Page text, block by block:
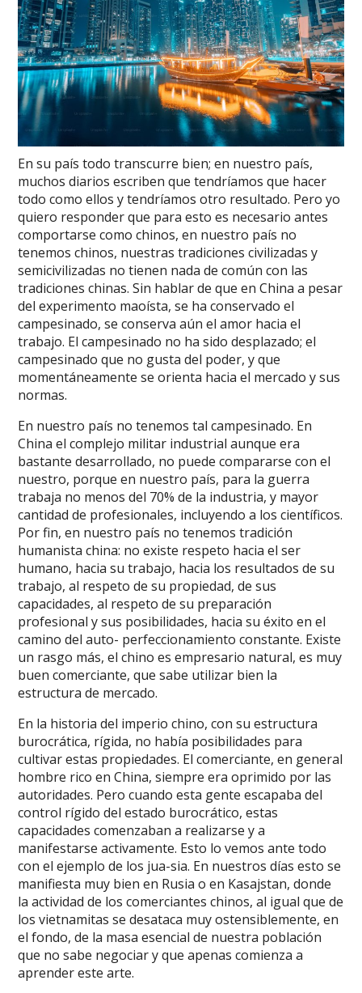
En su país todo transcurre bien; en nuestro país,
muchos diarios escriben que tendríamos que hacer
todo como ellos y tendríamos otro resultado. Pero yo
quiero responder que para esto es necesario antes
comportarse como chinos, en nuestro país no
tenemos chinos, nuestras tradiciones civilizadas y
semicivilizadas no tienen nada de común con las
tradiciones chinas. Sin hablar de que en China a pesar
del experimento maoísta, se ha conservado el
campesinado, se conserva aún el amor hacia el
trabajo. El campesinado no ha sido desplazado; el
campesinado que no gusta del poder, y que
momentáneamente se orienta hacia el mercado y sus
normas.
En nuestro país no tenemos tal campesinado. En
China el complejo militar industrial aunque era
bastante desarrollado, no puede compararse con el
nuestro, porque en nuestro país, para la guerra
trabaja no menos del 70% de la industria, y mayor
cantidad de profesionales, incluyendo a los científicos.
Por fin, en nuestro país no tenemos tradición
humanista china: no existe respeto hacia el ser
humano, hacia su trabajo, hacia los resultados de su
trabajo, al respeto de su propiedad, de sus
capacidades, al respeto de su preparación
profesional y sus posibilidades, hacia su éxito en el
camino del auto- perfeccionamiento constante. Existe
un rasgo más, el chino es empresario natural, es muy
buen comerciante, que sabe utilizar bien la
estructura de mercado.
En la historia del imperio chino, con su estructura
burocrática, rígida, no había posibilidades para
cultivar estas propiedades. El comerciante, en general
hombre rico en China, siempre era oprimido por las
autoridades. Pero cuando esta gente escapaba del
control rígido del estado burocrático, estas
capacidades comenzaban a realizarse y a
manifestarse activamente. Esto lo vemos ante todo
con el ejemplo de los jua-sia. En nuestros días esto se
manifiesta muy bien en Rusia o en Kasajstan, donde
la actividad de los comerciantes chinos, al igual que de
los vietnamitas se desataca muy ostensiblemente, en
el fondo, de la masa esencial de nuestra población
que no sabe negociar y que apenas comienza a
aprender este arte.